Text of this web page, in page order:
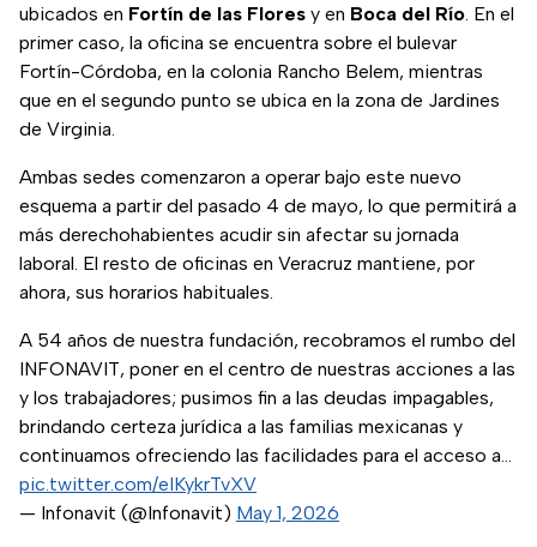
ubicados en Fortín de las Flores y en Boca del Río. En el
primer caso, la oficina se encuentra sobre el bulevar
Fortín-Córdoba, en la colonia Rancho Belem, mientras
que en el segundo punto se ubica en la zona de Jardines
de Virginia.
Ambas sedes comenzaron a operar bajo este nuevo
esquema a partir del pasado 4 de mayo, lo que permitirá a
más derechohabientes acudir sin afectar su jornada
laboral. El resto de oficinas en Veracruz mantiene, por
ahora, sus horarios habituales.
A 54 años de nuestra fundación, recobramos el rumbo del
INFONAVIT, poner en el centro de nuestras acciones a las
y los trabajadores; pusimos fin a las deudas impagables,
brindando certeza jurídica a las familias mexicanas y
continuamos ofreciendo las facilidades para el acceso a…
pic.twitter.com/eIKykrTvXV
— Infonavit (@Infonavit) May 1, 2026